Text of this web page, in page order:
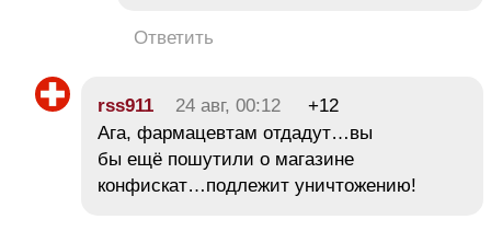
Ответить
rss911 24 авг, 00:12
+12
Ага, фармацевтам отдадут…вы
бы ещё пошутили о магазине
конфискат…подлежит уничтожению!